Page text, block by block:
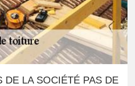
DE LA SOCIÉTÉ PAS DE